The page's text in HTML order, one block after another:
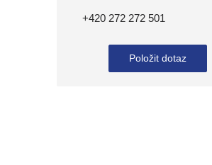
+420 272 272 501
Položit dotaz